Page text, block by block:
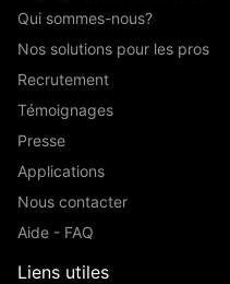
Qui sommes-nous?
Nos solutions pour les pros
Recrutement
Témoignages
Presse
Applications
Nous contacter
Aide - FAQ
Liens utiles